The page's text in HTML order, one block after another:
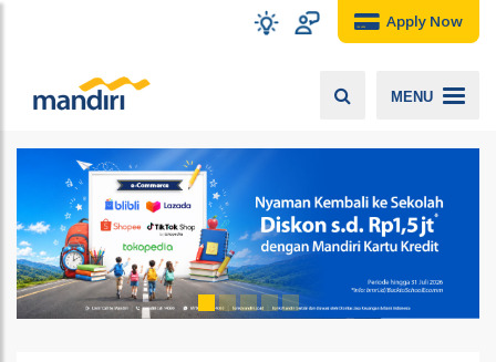
Apply Now
MENU